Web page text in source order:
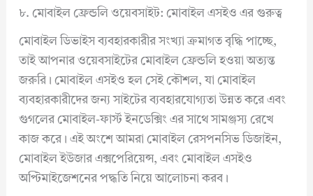
৮. মোবাইল ফ্রেন্ডলি ওয়েবসাইট: মোবাইল এসইও এর গুরুত্ব
মোবাইল ডিভাইস ব্যবহারকারীর সংখ্যা ক্রমাগত বৃদ্ধি পাচ্ছে,
তাই আপনার ওয়েবসাইটের মোবাইল ফ্রেন্ডলি হওয়া অত্যন্ত
জরুরি। মোবাইল এসইও হল সেই কৌশল, যা মোবাইল
ব্যবহারকারীদের জন্য সাইটের ব্যবহারযোগ্যতা উন্নত করে এবং
গুগলের মোবাইল-ফার্স্ট ইনডেক্সিং এর সাথে সামঞ্জস্য রেখে
কাজ করে। এই অংশে আমরা মোবাইল রেসপনসিভ ডিজাইন,
মোবাইল ইউজার এক্সপেরিয়েন্স, এবং মোবাইল এসইও
অপ্টিমাইজেশনের পদ্ধতি নিয়ে আলোচনা করব।